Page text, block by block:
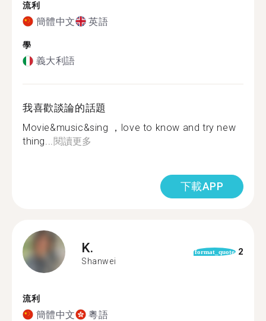
流利
簡體中文 英語
學
義大利語
我喜歡談論的話題
Movie&music&sing ，love to know and try new
thing...閱讀更多
下載APP
K.
Shanwei
format_quote 2
流利
簡體中文 粵語